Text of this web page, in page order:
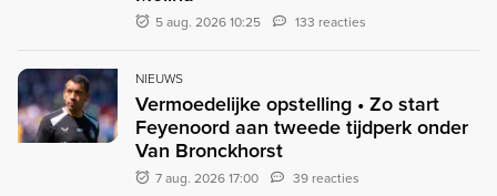
5 aug. 2026 10:25 133 reacties
NIEUWS
Vermoedelijke opstelling • Zo start
Feyenoord aan tweede tijdperk onder
Van Bronckhorst
7 aug. 2026 17:00 39 reacties